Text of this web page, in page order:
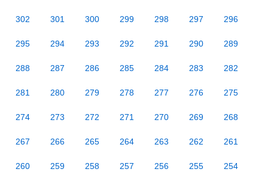
302 301 300 299 298 297 296
295 294 293 292 291 290 289
288 287 286 285 284 283 282
281 280 279 278 277 276 275
274 273 272 271 270 269 268
267 266 265 264 263 262 261
260 259 258 257 256 255 254